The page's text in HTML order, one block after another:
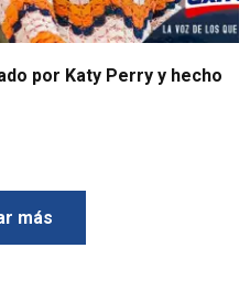
por Katy Perry y hecho
más